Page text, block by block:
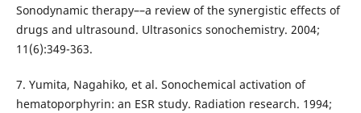
Sonodynamic therapy––a review of the synergistic effects of
drugs and ultrasound. Ultrasonics sonochemistry. 2004;
11(6):349-363.
7. Yumita, Nagahiko, et al. Sonochemical activation of
hematoporphyrin: an ESR study. Radiation research. 1994;